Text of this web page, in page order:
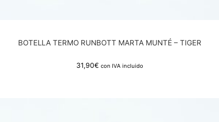
BOTELLA TERMO RUNBOTT MARTA MUNTÉ – TIGER
31,90€ con IVA incluido